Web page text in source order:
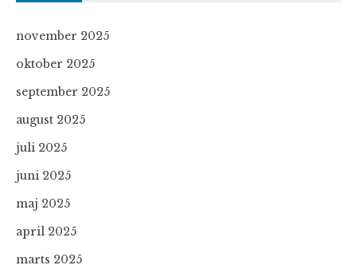
november 2025
oktober 2025
september 2025
august 2025
juli 2025
juni 2025
maj 2025
april 2025
marts 2025